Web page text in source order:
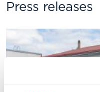
Press releases